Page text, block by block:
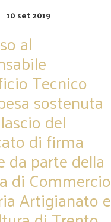
10 set 2019
al
Tecnico
sostenuta
del
di firma
da parte della
di Commercio
Artigianato e